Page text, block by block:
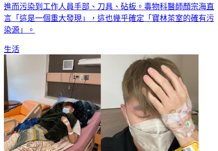
進而污染到工作人員手部、刀具、砧板。毒物科醫師顏宗海直
言「這是一個重大發現」，這也幾乎確定「寶林茶室的確有污
染源」。
生活